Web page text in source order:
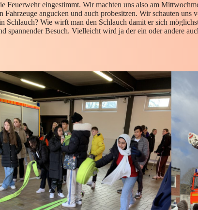
Feuerwehr eingestimmt. Wir machten uns also am
angucken und auch probesitzen. Wir schauten uns
Schlauch? Wie wirft man den Schlauch damit er sich
spannender Besuch. Vielleicht wird ja der ein oder andere